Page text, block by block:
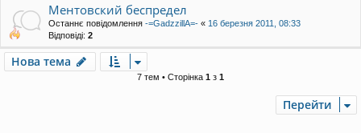
Ментовский беспредел
Останнє повідомлення -=GadzzillA=- « 16 березня 2011, 08:33
Відповіді: 2
Нова тема
7 тем • Сторінка 1 з 1
Перейти